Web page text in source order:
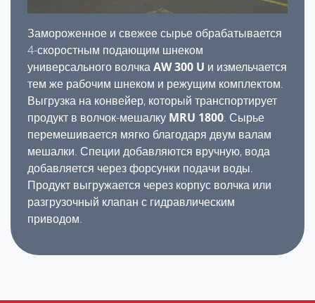
Замороженное и свежее сырье обрабатывается
4-скоростным подающим шнеком
универсального волчкаAW 300 U и измельчается
тем же рабочим шнеком и режущим комплектом.
Выгрузка на конвейер, который транспортирует
продукт в волчок-мешалку MRU 1800. Сырье
перемешивается мягко благодаря двум валам
мешалки. Специи добавляются вручную, вода
добавляется через форсунки подачи воды.
Продукт выгружается через корпус волчка или
разгрузочный клапан с гидравлическим
приводом.